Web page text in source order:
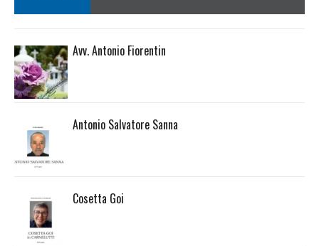
Avv. Antonio Fiorentin
Antonio Salvatore Sanna
Cosetta Goi